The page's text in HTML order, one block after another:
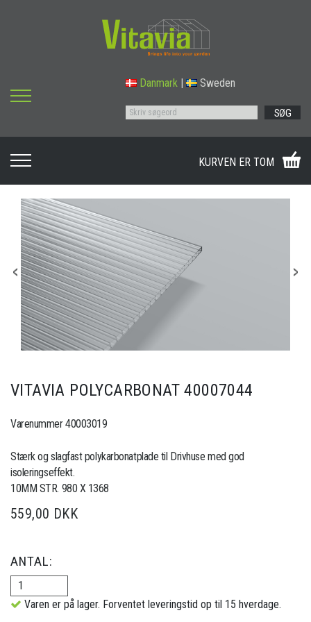
Danmark Sweden
SØG
KURVEN ER TOM
VITAVIA POLYCARBONAT 40007044
Varenummer 40003019
Stærk og slagfast polykarbonatplade til Drivhuse med god
isoleringseffekt.
10MM STR. 980 X 1368
559,00 DKK
ANTAL:
Varen er på lager. Forventet leveringstid op til 15 hverdage.